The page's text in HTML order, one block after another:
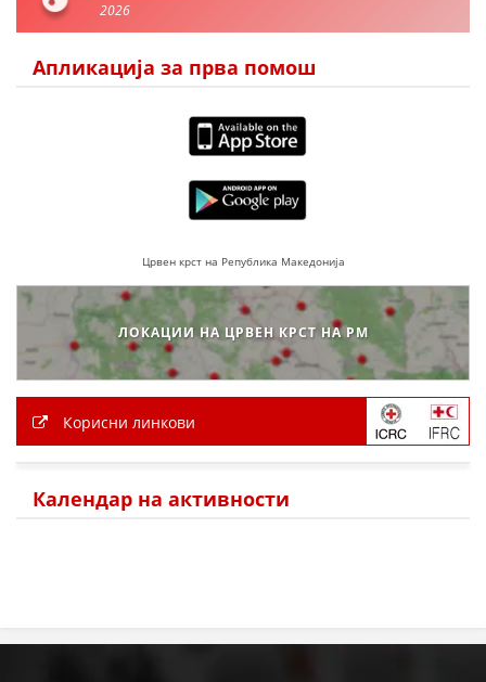
2026
Апликација за прва помош
Црвен крст на Република Македонија
ЛОКАЦИИ НА ЦРВЕН КРСТ НА РМ
Корисни линкови
Календар на активности